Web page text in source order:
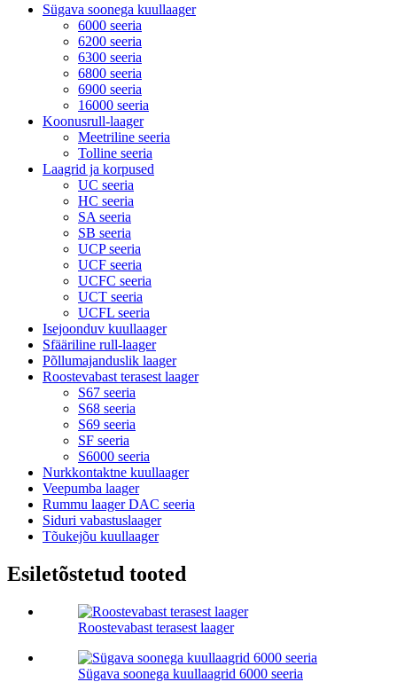
Sügava soonega kuullaager
6000 seeria
6200 seeria
6300 seeria
6800 seeria
6900 seeria
16000 seeria
Koonusrull-laager
Meetriline seeria
Tolline seeria
Laagrid ja korpused
UC seeria
HC seeria
SA seeria
SB seeria
UCP seeria
UCF seeria
UCFC seeria
UCT seeria
UCFL seeria
Isejoonduv kuullaager
Sfääriline rull-laager
Põllumajanduslik laager
Roostevabast terasest laager
S67 seeria
S68 seeria
S69 seeria
SF seeria
S6000 seeria
Nurkkontaktne kuullaager
Veepumba laager
Rummu laager DAC seeria
Siduri vabastuslaager
Tõukejõu kuullaager
Esiletõstetud tooted
Roostevabast terasest laager
Sügava soonega kuullaagrid 6000 seeria